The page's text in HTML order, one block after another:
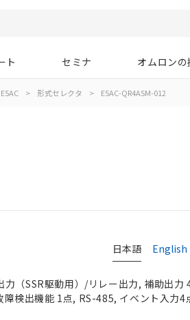
ト セミナ オムロン
E5AC > 形式セレクタ > E5AC-QR4ASM-012
日本語 English
（SSR駆動用）/リレー出力, 補助出力
検出機能 1点, RS-485, イベント入力4